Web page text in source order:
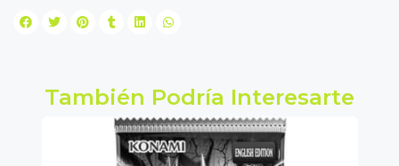
También Podría Interesarte